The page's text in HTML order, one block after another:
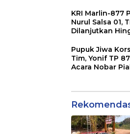
KRI Marlin-877
Nurul Salsa 01,
Dilanjutkan
Pupuk Jiwa
Tim, Yonif TP
Acara Nobar